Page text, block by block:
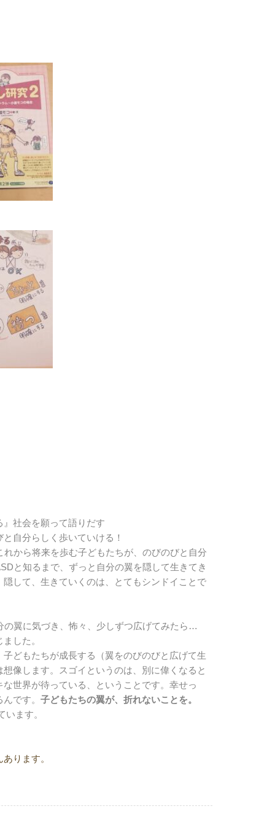
社会を願って語りだす
自分らしく歩いていける！
から将来を歩む子どもたちが、のびのびと自分
と知るまで、ずっと自分の翼を隠して生きてき
して、生きていくのは、とてもシンドイことで
の翼に気づき、怖々、少しずつ広げてみたら…
した。
どもたちが成長する（翼をのびのびと広げて生
像します。スゴイというのは、別に偉くなると
世界が待っている、ということです。幸せっ
です。 子どもたちの翼が、折れないことを。
います。
ります。